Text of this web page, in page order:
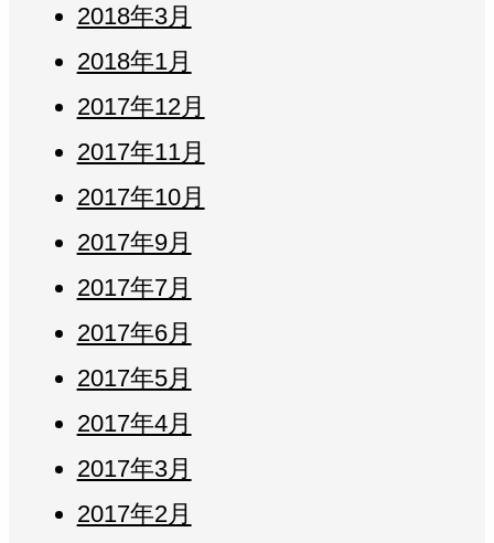
2018年3月
2018年1月
2017年12月
2017年11月
2017年10月
2017年9月
2017年7月
2017年6月
2017年5月
2017年4月
2017年3月
2017年2月